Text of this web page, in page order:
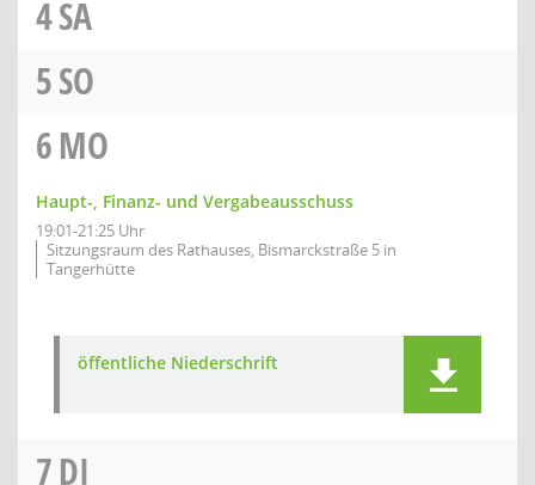
4SA
5SO
6MO
Haupt-, Finanz- und Vergabeausschuss
19:01-21:25 Uhr
Sitzungsraum des Rathauses, Bismarckstraße 5 in
Tangerhütte
öffentliche Niederschrift
7DI